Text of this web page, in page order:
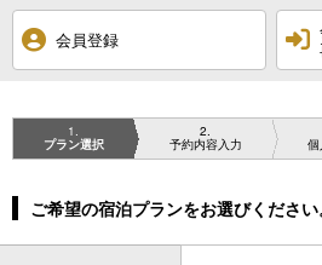
会員登録
1
プラン選択
2
予約内容入力 個
ご希望の宿泊プランをお選びください